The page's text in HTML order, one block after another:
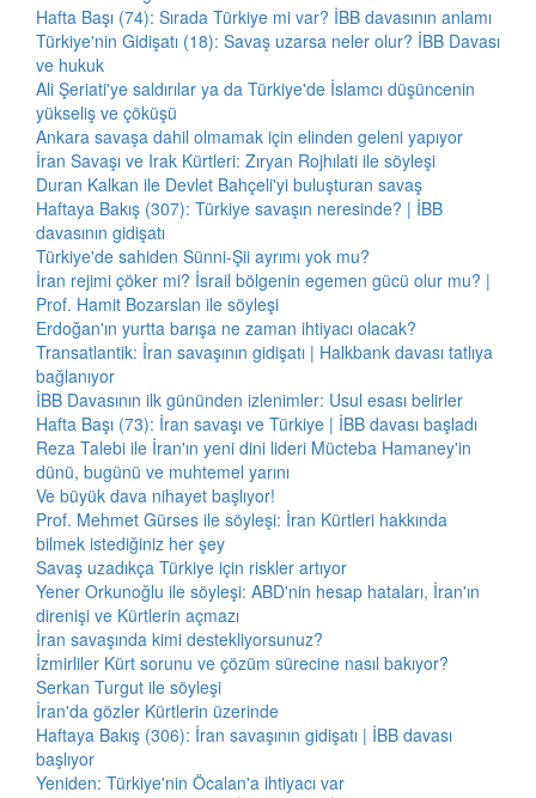
Hafta Başı (74): Sırada Türkiye mi var? İBB davasının anlamı
Türkiye'nin Gidişatı (18): Savaş uzarsa neler olur? İBB Davası
ve hukuk
Ali Şeriati'ye saldırılar ya da Türkiye'de İslamcı düşüncenin
yükseliş ve çöküşü
Ankara savaşa dahil olmamak için elinden geleni yapıyor
İran Savaşı ve Irak Kürtleri: Zıryan Rojhılati ile söyleşi
Duran Kalkan ile Devlet Bahçeli'yi buluşturan savaş
Haftaya Bakış (307): Türkiye savaşın neresinde? | İBB
davasının gidişatı
Türkiye'de sahiden Sünni-Şii ayrımı yok mu?
İran rejimi çöker mi? İsrail bölgenin egemen gücü olur mu? |
Prof. Hamit Bozarslan ile söyleşi
Erdoğan'ın yurtta barışa ne zaman ihtiyacı olacak?
Transatlantik: İran savaşının gidişatı | Halkbank davası tatlıya
bağlanıyor
İBB Davasının ilk gününden izlenimler: Usul esası belirler
Hafta Başı (73): İran savaşı ve Türkiye | İBB davası başladı
Reza Talebi ile İran'ın yeni dini lideri Mücteba Hamaney'in
dünü, bugünü ve muhtemel yarını
Ve büyük dava nihayet başlıyor!
Prof. Mehmet Gürses ile söyleşi: İran Kürtleri hakkında
bilmek istediğiniz her şey
Savaş uzadıkça Türkiye için riskler artıyor
Yener Orkunoğlu ile söyleşi: ABD'nin hesap hataları, İran'ın
direnişi ve Kürtlerin açmazı
İran savaşında kimi destekliyorsunuz?
İzmirliler Kürt sorunu ve çözüm sürecine nasıl bakıyor?
Serkan Turgut ile söyleşi
İran'da gözler Kürtlerin üzerinde
Haftaya Bakış (306): İran savaşının gidişatı | İBB davası
başlıyor
Yeniden: Türkiye'nin Öcalan'a ihtiyacı var